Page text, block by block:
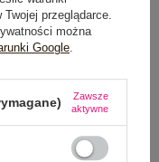
przeglądarce.
można
Google
Zawsze
aktywne